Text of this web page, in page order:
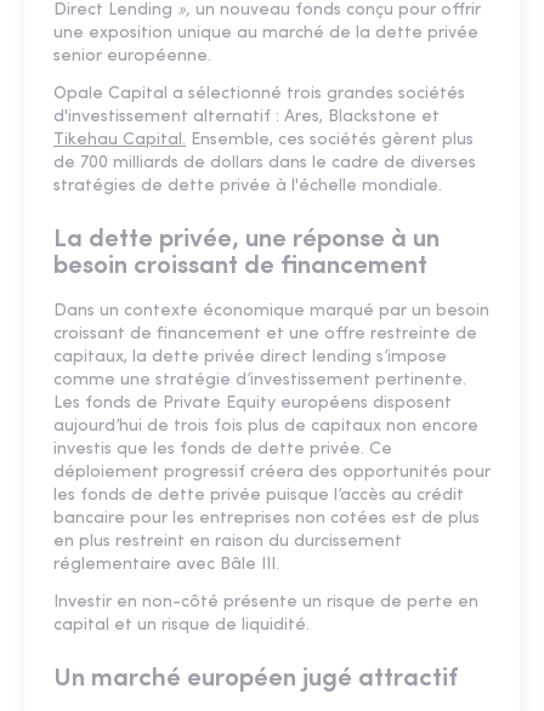
Direct Lending », un nouveau fonds conçu pour offrir
une exposition unique au marché de la dette privée
senior européenne.
Opale Capital a sélectionné trois grandes sociétés
d'investissement alternatif : Ares, Blackstone et
Tikehau Capital. Ensemble, ces sociétés gèrent plus
de 700 milliards de dollars dans le cadre de diverses
stratégies de dette privée à l'échelle mondiale.
La dette privée, une réponse à un
besoin croissant de financement
Dans un contexte économique marqué par un besoin
croissant de financement et une offre restreinte de
capitaux, la dette privée direct lending s’impose
comme une stratégie d’investissement pertinente.
Les fonds de Private Equity européens disposent
aujourd’hui de trois fois plus de capitaux non encore
investis que les fonds de dette privée. Ce
déploiement progressif créera des opportunités pour
les fonds de dette privée puisque l’accès au crédit
bancaire pour les entreprises non cotées est de plus
en plus restreint en raison du durcissement
réglementaire avec Bâle III.
Investir en non-côté présente un risque de perte en
capital et un risque de liquidité.
Un marché européen jugé attractif